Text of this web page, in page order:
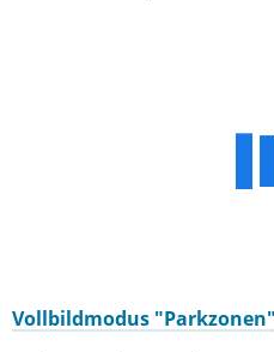
Vollbildmodus "Parkzonen"